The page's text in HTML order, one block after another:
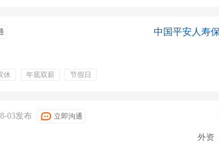
休 年底双薪
节假日
03发布 立即沟通
外资